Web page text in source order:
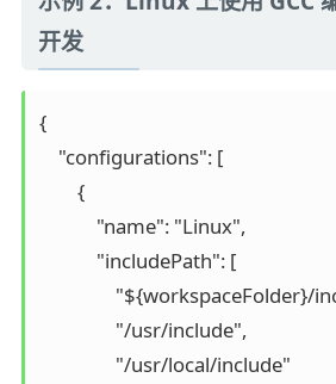
开发
{
    "configurations": [
        {
            "name": "Linux",
            "includePath": [
"${workspaceFolder}/
                "/usr/include",
                "/usr/local/include"